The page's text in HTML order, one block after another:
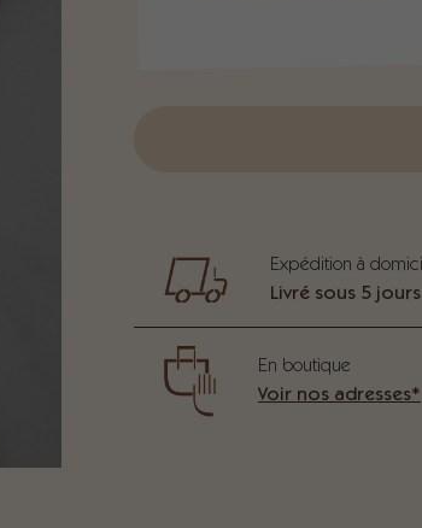
Expédition à
Livré sous 5 jours
En boutique
Voir nos adresses*